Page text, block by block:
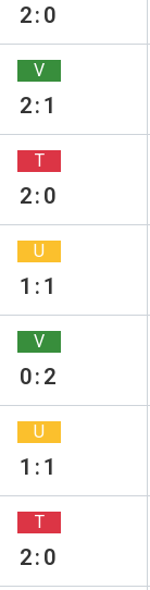
2:0
V
2:1
T
2:0
U
1:1
V
0:2
U
1:1
T
2:0